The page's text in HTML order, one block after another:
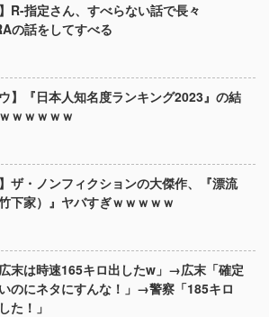
】R-指定さん、すべらない話で長々
の話をしてすべる
ウ】『日本人知名度ランキング2023』の結
ｗｗｗｗｗ
】ザ・ノンフィクションの大傑作、『漂流
下家）』ヤバすぎｗｗｗｗｗ
末は時速165キロ出したw」→広末「確定
のにネタにすんな！」→警察「185キロ
た！」